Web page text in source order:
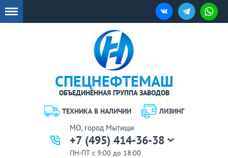
СПЕЦНЕФТЕМАШ
ОБЪЕДИНЁННАЯ ГРУППА ЗАВОДОВ
ТЕХНИКА В НАЛИЧИИ
ЛИЗИНГ
МО, город Мытищи
+7 (495) 414-36-38
ПН-ПТ с 9:00 до 18:00